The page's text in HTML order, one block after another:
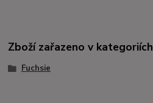
Zboží zařazeno v kategoriích
Fuchsie